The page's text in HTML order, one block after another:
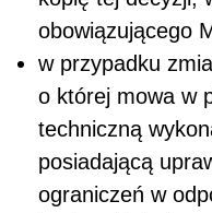
obowiązującego
w przypadku
o której mowa w
techniczną
posiadającą
ograniczeń w